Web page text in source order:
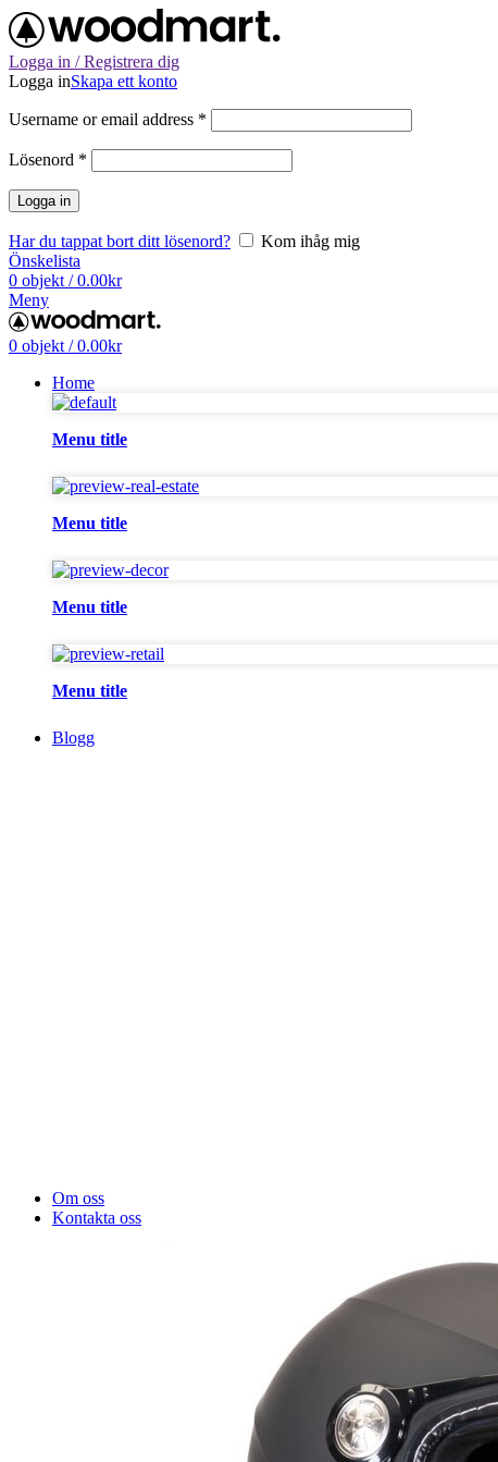
Logga in / Registrera dig
Logga inSkapa ett konto
Username or email address *
Lösenord *
Logga in
Har du tappat bort ditt lösenord?
Kom ihåg mig
Önskelista
0 objekt / 0.00kr
Meny
0 objekt / 0.00kr
Home
Menu title
Menu title
Menu title
Menu title
Blogg
Om oss
Kontakta oss